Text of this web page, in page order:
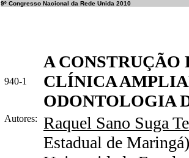
9º Congresso Nacional da Rede Unida 2010
940-1
A
CLÍNICA
ODONTOLOGIA
Autores:
Raquel Sano Suga
Estadual de